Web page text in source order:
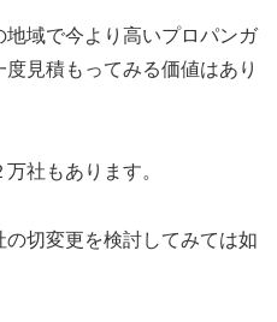
域で今より高いプロパンガ
見積もってみる価値はあり
社もあります。
切変更を検討してみては如